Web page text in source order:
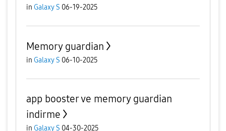
in Galaxy S 06-19-2025
Memory guardian
in Galaxy S 06-10-2025
app booster ve memory guardian
indirme
in Galaxy S 04-30-2025